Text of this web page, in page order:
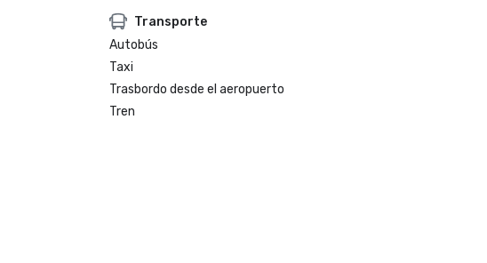
Transporte
Autobús
Taxi
Trasbordo desde el aeropuerto
Tren